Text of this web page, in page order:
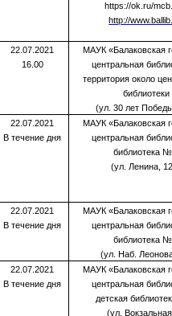
https://ok.ru/
http://
22.07.2021
16.00
МАУК «Балаковская
центральная
территория около
библиотеки
(ул. 30 лет
22.07.2021
В течение дня
МАУК «Балаковская
центральная
библиотека
(ул. Ленина,
22.07.2021
В течение дня
МАУК «Балаковская
центральная
библиотека
(ул. Наб.
22.07.2021
В течение дня
МАУК «Балаковская
центральная
детская
(ул.